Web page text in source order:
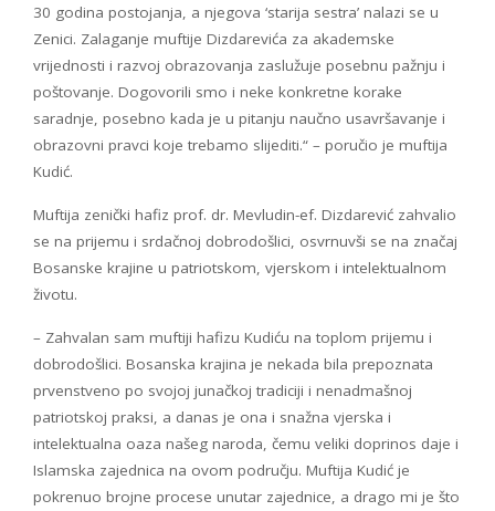
30 godina postojanja, a njegova ‘starija sestra’ nalazi se u
Zenici. Zalaganje muftije Dizdarevića za akademske
vrijednosti i razvoj obrazovanja zaslužuje posebnu pažnju i
poštovanje. Dogovorili smo i neke konkretne korake
saradnje, posebno kada je u pitanju naučno usavršavanje i
obrazovni pravci koje trebamo slijediti.“ – poručio je muftija
Kudić.
Muftija zenički hafiz prof. dr. Mevludin-ef. Dizdarević zahvalio
se na prijemu i srdačnoj dobrodošlici, osvrnuvši se na značaj
Bosanske krajine u patriotskom, vjerskom i intelektualnom
životu.
– Zahvalan sam muftiji hafizu Kudiću na toplom prijemu i
dobrodošlici. Bosanska krajina je nekada bila prepoznata
prvenstveno po svojoj junačkoj tradiciji i nenadmašnoj
patriotskoj praksi, a danas je ona i snažna vjerska i
intelektualna oaza našeg naroda, čemu veliki doprinos daje i
Islamska zajednica na ovom području. Muftija Kudić je
pokrenuo brojne procese unutar zajednice, a drago mi je što